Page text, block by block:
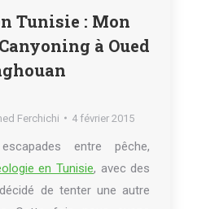
Tunisie : Mon
à Oued
Ferchichi 4 février 2015
entre pêche,
en Tunisie, avec des
de tenter une autre